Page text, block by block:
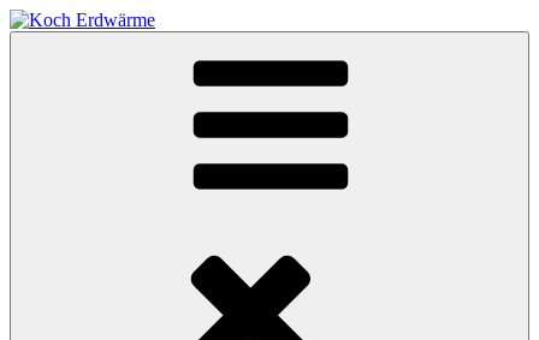
Zum
Inhalt
Erdwärme-Bohrungen Christian Koch GmbH